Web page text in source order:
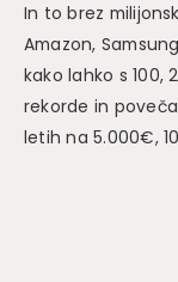
In to brez
Amazon,
kako lahko s 100,
rekorde in
letih na 5.000€,